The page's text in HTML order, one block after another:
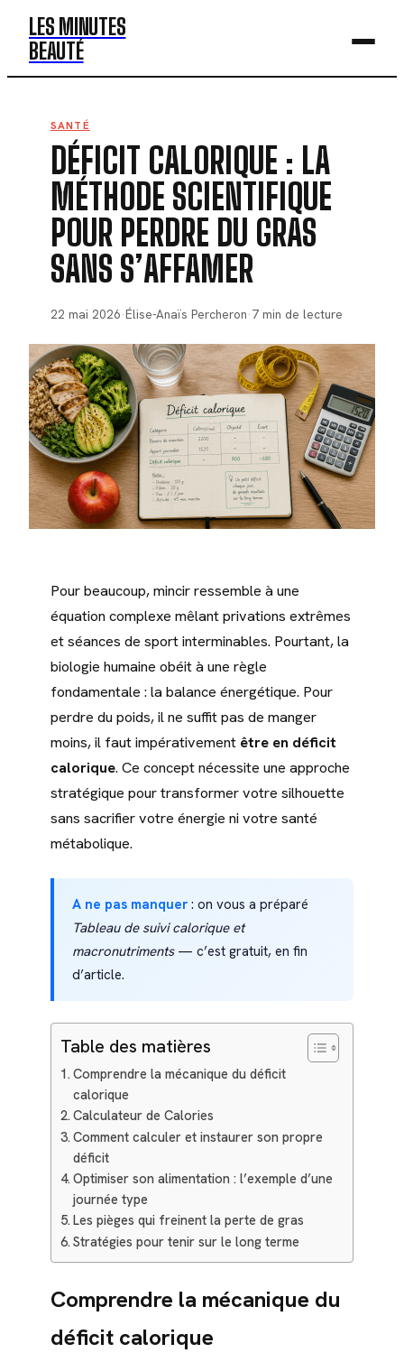
LES MINUTES
BEAUTÉ
BEAUTÉ
MODE
SANTÉ
BIEN-ÊTRE
DÉV. PERSO
SANTÉ
DÉFICIT CALORIQUE : LA
MÉTHODE SCIENTIFIQUE
POUR PERDRE DU GRAS
SANS S’AFFAMER
22 mai 2026·Élise-Anaïs Percheron·7 min de lecture
Pour beaucoup, mincir ressemble à une
équation complexe mêlant privations extrêmes
et séances de sport interminables. Pourtant, la
biologie humaine obéit à une règle
fondamentale : la balance énergétique. Pour
perdre du poids, il ne suffit pas de manger
moins, il faut impérativement être en déficit
calorique. Ce concept nécessite une approche
stratégique pour transformer votre silhouette
sans sacrifier votre énergie ni votre santé
métabolique.
A ne pas manquer : on vous a préparé
Tableau de suivi calorique et
macronutriments— c’est gratuit, en fin
d’article.
Table des matières
Comprendre la mécanique du déficit
calorique
Calculateur de Calories
Comment calculer et instaurer son propre
déficit
Optimiser son alimentation : l’exemple d’une
journée type
Les pièges qui freinent la perte de gras
Stratégies pour tenir sur le long terme
Comprendre la mécanique du
déficit calorique